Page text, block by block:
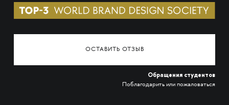
ОСТАВИТЬ ОТЗЫВ
Обращения студентов
Поблагодарить или пожаловаться